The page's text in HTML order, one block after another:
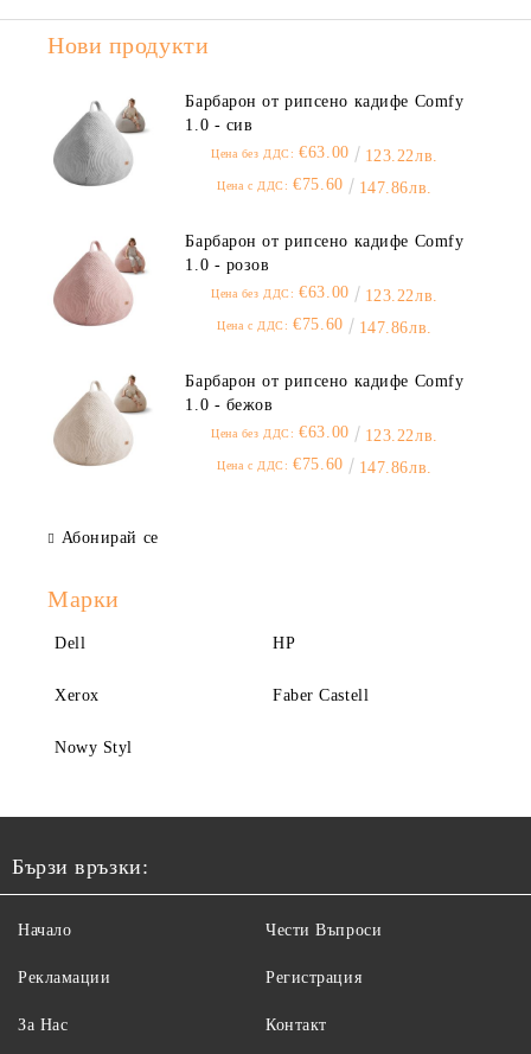
Нови продукти
Барбарон от рипсено кадифе Comfy
1.0 - сив
Цена без ДДС: €63.00 123.22лв.
Цена с ДДС: €75.60 147.86лв.
Барбарон от рипсено кадифе Comfy
1.0 - розов
Цена без ДДС: €63.00 123.22лв.
Цена с ДДС: €75.60 147.86лв.
Барбарон от рипсено кадифе Comfy
1.0 - бежов
Цена без ДДС: €63.00 123.22лв.
Цена с ДДС: €75.60 147.86лв.
Абонирай се
Марки
Dell HP
Xerox Faber Castell
Nowy Styl
Бързи връзки:
Начало
Рекламации
За Нас
Чести Въпроси
Регистрация
Контакт